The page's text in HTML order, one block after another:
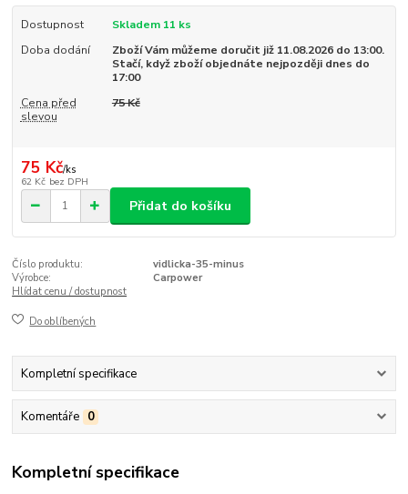
Dostupnost
Skladem 11 ks
Doba dodání
Zboží Vám můžeme doručit již 11.08.2026 do 13:00.
Stačí, když zboží objednáte nejpozději dnes do
17:00
Cena před
slevou
75 Kč
75 Kč/ks
62 Kč bez DPH
Přidat do košíku
Číslo produktu:
vidlicka-35-minus
Výrobce:
Carpower
Hlídat cenu / dostupnost
Do oblíbených
Kompletní specifikace
Komentáře 0
Kompletní specifikace